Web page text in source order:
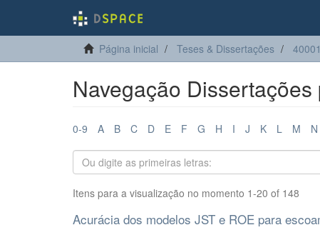
Página inicial Teses & Dissertações
Navegação Dissertações
0-9 A B C D E F G H I J K L M N
Itens para a visualização no momento 1-20 of 148
Acurácia dos modelos JST e ROE para